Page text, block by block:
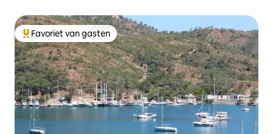
Topfavoriet van gasten
Favoriet van gasten